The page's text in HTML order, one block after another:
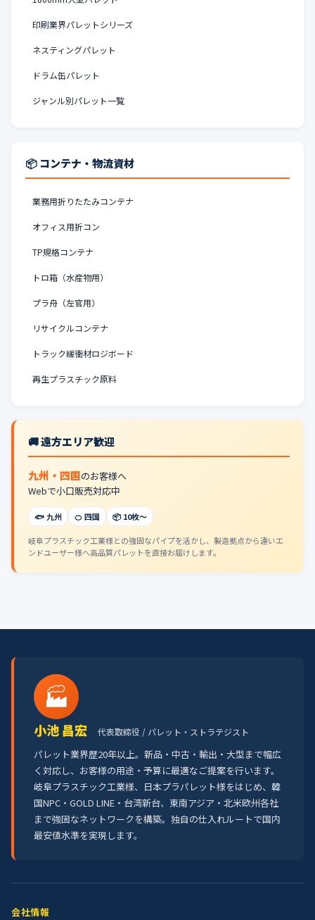
印刷業界パレットシリーズ
ネスティングパレット
ドラム缶パレット
ジャンル別パレット一覧
📦 コンテナ・物流資材
業務用折りたたみコンテナ
オフィス用折コン
TP規格コンテナ
トロ箱（水産物用）
プラ舟（左官用）
リサイクルコンテナ
トラック緩衝材ロジボード
再生プラスチック原料
🚚 遠方エリア歓迎
九州・四国のお客様へ
Webで小口販売対応中
🐟 九州 🍊 四国 📦 10枚〜
岐阜プラスチック工業様との強固なパイプを活かし、製造拠点から遠いエ
ンドユーザー様へ高品質パレットを直接お届けします。
🏭
小池 昌宏 代表取締役 / パレット・ストラテジスト
パレット業界歴20年以上。新品・中古・輸出・大型まで幅広
く対応し、お客様の用途・予算に最適なご提案を行います。
岐阜プラスチック工業様、日本プラパレット様をはじめ、韓
国NPC・GOLD LINE・台湾新台、東南アジア・北米欧州各社
まで強固なネットワークを構築。独自の仕入れルートで国内
最安値水準を実現します。
会社情報